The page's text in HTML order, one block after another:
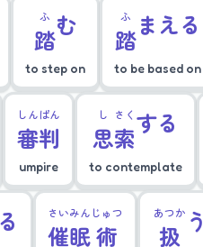
踏
ふ む
to step on
踏
ふ まえる
to be based on
審
しん
判
ぱん
umpire
思
し
索
さく する
to contemplate
催
さい
眠
みん
術
じゅつ
扱
あつか う